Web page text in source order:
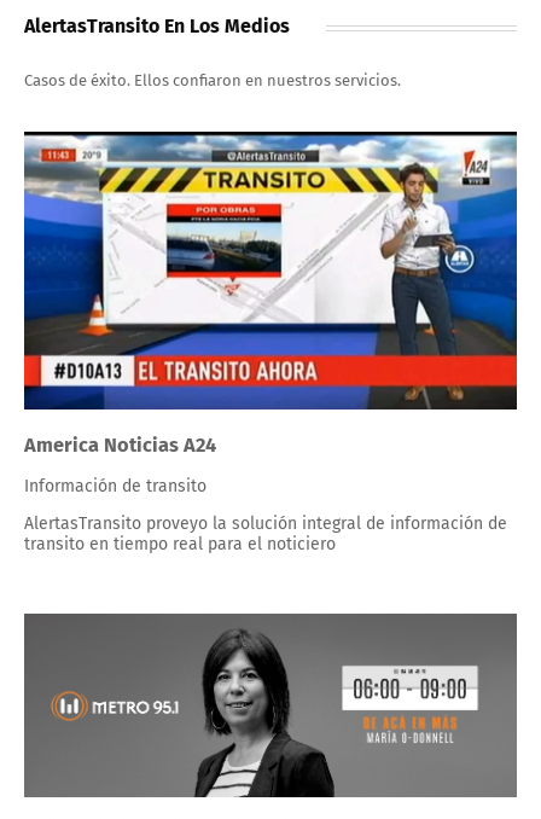
AlertasTransito En Los Medios
Casos de éxito. Ellos confiaron en nuestros servicios.
America Noticias A24
Información de transito
AlertasTransito proveyo la solución integral de información de
transito en tiempo real para el noticiero